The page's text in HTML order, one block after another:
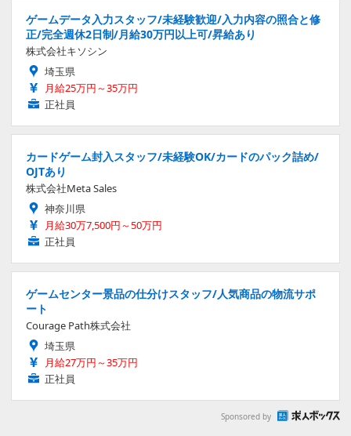
ゲームデータ入力スタッフ/未経験歓迎/入力内容の照合と修
正/完全週休2日制/月給30万円以上可/昇給あり
株式会社キソシン
埼玉県
月給25万円～35万円
正社員
カードゲーム封入スタッフ/未経験OK/カードのパック詰め/
OJTあり
株式会社Meta Sales
神奈川県
月給30万7,500円～50万円
正社員
ゲームセンター景品の仕分けスタッフ/人気商品の物流サポ
ート
Courage Path株式会社
埼玉県
月給27万円～35万円
正社員
Sponsored by